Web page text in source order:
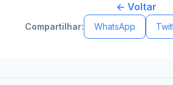
← Voltar
Compartilhar: WhatsApp